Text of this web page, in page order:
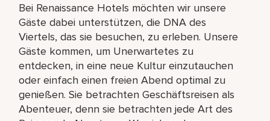
Bei Renaissance Hotels möchten wir unsere
Gäste dabei unterstützen, die DNA des
Viertels, das sie besuchen, zu erleben. Unsere
Gäste kommen, um Unerwartetes zu
entdecken, in eine neue Kultur einzutauchen
oder einfach einen freien Abend optimal zu
genießen. Sie betrachten Geschäftsreisen als
Abenteuer, denn sie betrachten jede Art des